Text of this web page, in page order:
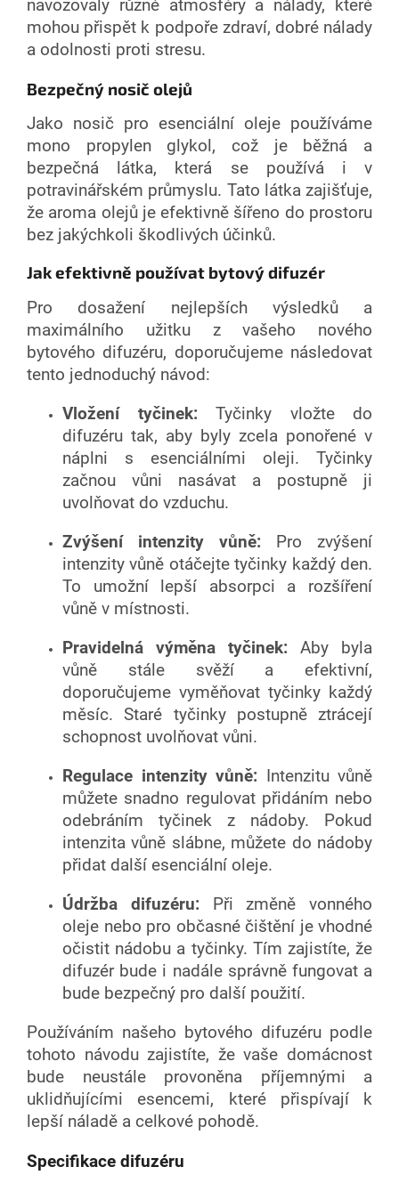
navozovaly různé atmosféry a nálady, které
mohou přispět k podpoře zdraví, dobré nálady
a odolnosti proti stresu.
Bezpečný nosič olejů
Jako nosič pro esenciální oleje používáme
mono propylen glykol, což je běžná a
bezpečná látka, která se používá i v
potravinářském průmyslu. Tato látka zajišťuje,
že aroma olejů je efektivně šířeno do prostoru
bez jakýchkoli škodlivých účinků.
Jak efektivně používat bytový difuzér
Pro dosažení nejlepších výsledků a
maximálního užitku z vašeho nového
bytového difuzéru, doporučujeme následovat
tento jednoduchý návod:
Vložení tyčinek:Tyčinky vložte do
difuzéru tak, aby byly zcela ponořené v
náplni s esenciálními oleji. Tyčinky
začnou vůni nasávat a postupně ji
uvolňovat do vzduchu.
Zvýšení intenzity vůně: Pro zvýšení
intenzity vůně otáčejte tyčinky každý den.
To umožní lepší absorpci a rozšíření
vůně v místnosti.
Pravidelná výměna tyčinek: Aby byla
vůně stále svěží a efektivní,
doporučujeme vyměňovat tyčinky každý
měsíc. Staré tyčinky postupně ztrácejí
schopnost uvolňovat vůni.
Regulace intenzity vůně: Intenzitu vůně
můžete snadno regulovat přidáním nebo
odebráním tyčinek z nádoby. Pokud
intenzita vůně slábne, můžete do nádoby
přidat další esenciální oleje.
Údržba difuzéru:Při změně vonného
oleje nebo pro občasné čištění je vhodné
očistit nádobu a tyčinky. Tím zajistíte, že
difuzér bude i nadále správně fungovat a
bude bezpečný pro další použití.
Používáním našeho bytového difuzéru podle
tohoto návodu zajistíte, že vaše domácnost
bude neustále provoněna příjemnými a
uklidňujícími esencemi, které přispívají k
lepší náladě a celkové pohodě.
Specifikace difuzéru